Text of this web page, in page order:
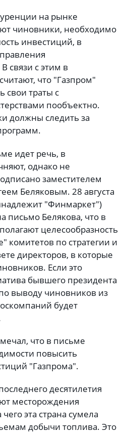
на рынке
чиновники, необходимо
инвестиций, в
связи с этим в
что "Газпром"
свои траты с
пообъектно.
должны следить за
идет речь, в
однако не
заместителем
Беляковым. 28 августа
"Финмаркет")
письмо Белякова, что в
целесообразность
комитетов по стратегии и
директоров, в которые
Если это
бывшего президента
выводу чиновников из
будет
что в письме
повысить
"Газпрома".
десятилетия
месторождения
чего эта страна сумела
добычи топлива. Это